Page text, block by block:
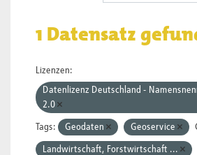
1 Datensatz
Lizenzen:
Datenlizenz Deutschland -
2.0
Tags: Geodaten Geoservice
Landwirtschaft, Forstwirtschaft ...